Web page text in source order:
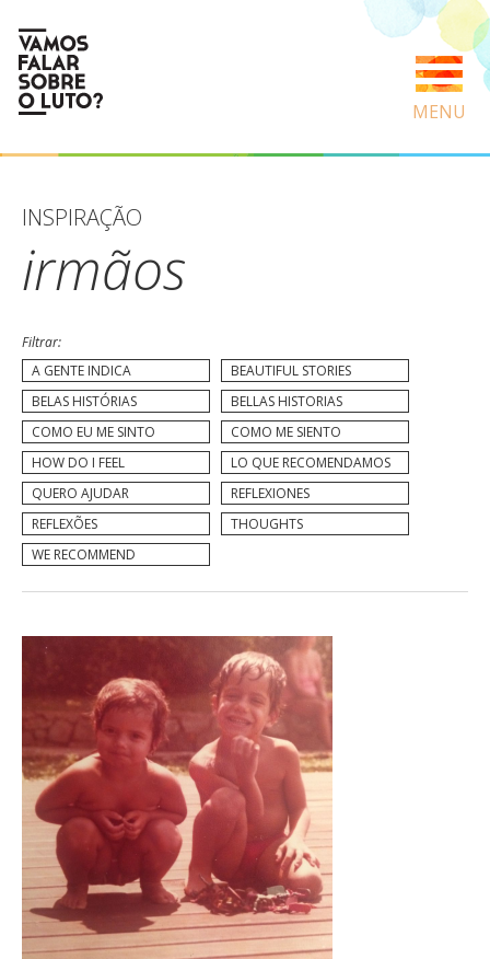
MENU
INSPIRAÇÃO
irmãos
Filtrar:
A GENTE INDICA
BEAUTIFUL STORIES
BELAS HISTÓRIAS
BELLAS HISTORIAS
COMO EU ME SINTO
COMO ME SIENTO
HOW DO I FEEL
LO QUE RECOMENDAMOS
QUERO AJUDAR
REFLEXIONES
REFLEXÕES
THOUGHTS
WE RECOMMEND